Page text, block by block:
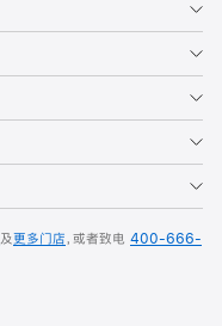
及更多门店，或者致电 400-666-